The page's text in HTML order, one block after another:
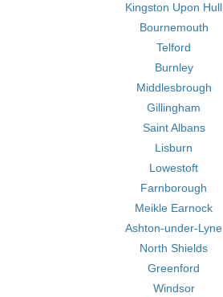
Kingston Upon Hull
Bournemouth
Telford
Burnley
Middlesbrough
Gillingham
Saint Albans
Lisburn
Lowestoft
Farnborough
Meikle Earnock
Ashton-under-Lyne
North Shields
Greenford
Windsor